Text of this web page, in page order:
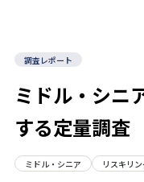
調査レポート
ミドル・シニ
する定量調査
ミドル・シニア リスキリ